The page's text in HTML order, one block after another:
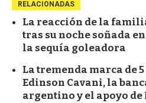
RELACIONADAS
La reacción de la
tras su noche soñada
la sequía goleadora
La tremenda marca de
Edinson Cavani, la
argentino y el apoyo de